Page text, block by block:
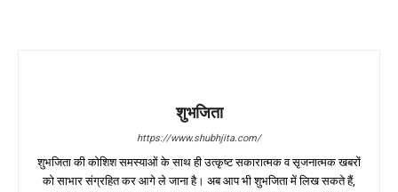
शुभजिता
https://www.shubhjita.com/
शुभजिता की कोशिश समस्याओं के साथ ही उत्कृष्ट सकारात्मक व सृजनात्मक खबरों
को साभार संग्रहित कर आगे ले जाना है। अब आप भी शुभजिता में लिख सकते हैं,